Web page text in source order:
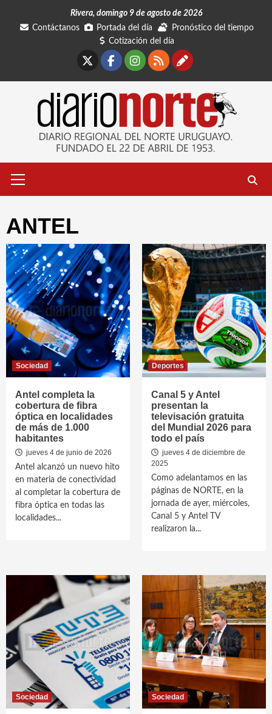
Rivera, domingo 9 de agosto de 2026
Contáctanos
Portada del día
Pronóstico del tiempo
Cotización del día
Facebook
Instagram
RSSContáctanos
primario
ANTEL
Sociedad
Antel completa la
cobertura de fibra
óptica en localidades
de más de 1.000
habitantes
jueves 4 de junio de 2026
Antel alcanzó un nuevo hito
en materia de conectividad
al completar la cobertura de
fibra óptica en todas las
localidades...
Deportes
Canal 5 y Antel
presentan la
televisación gratuita
del Mundial 2026 para
todo el país
jueves 4 de diciembre de
2025
Como adelantamos en las
páginas de NORTE, en la
jornada de ayer, miércoles,
Canal 5 y Antel TV
realizaron la...
Sociedad Sociedad